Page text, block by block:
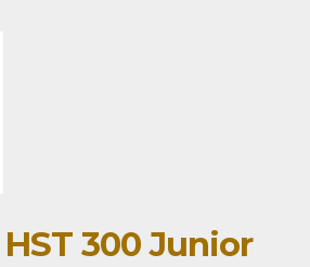
300 Junior